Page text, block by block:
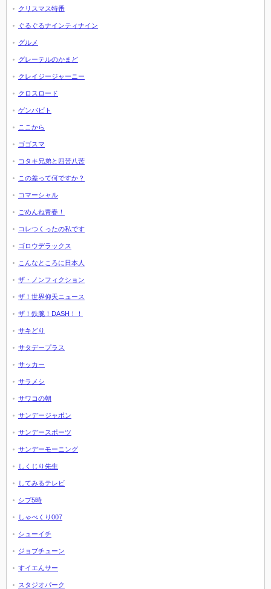
クリスマス特番
ぐるぐるナインティナイン
グルメ
グレーテルのかまど
クレイジージャーニー
クロスロード
ゲンバビト
ここから
ゴゴスマ
コタキ兄弟と四苦八苦
この差って何ですか？
コマーシャル
ごめんね青春！
コレつくったの私です
ゴロウデラックス
こんなところに日本人
ザ・ノンフィクション
ザ！世界仰天ニュース
ザ！鉄腕！DASH！！
サキどり
サタデープラス
サッカー
サラメシ
サワコの朝
サンデージャポン
サンデースポーツ
サンデーモーニング
しくじり先生
してみるテレビ
シブ5時
しゃべくり007
シューイチ
ジョブチューン
すイエんサー
スタジオパーク